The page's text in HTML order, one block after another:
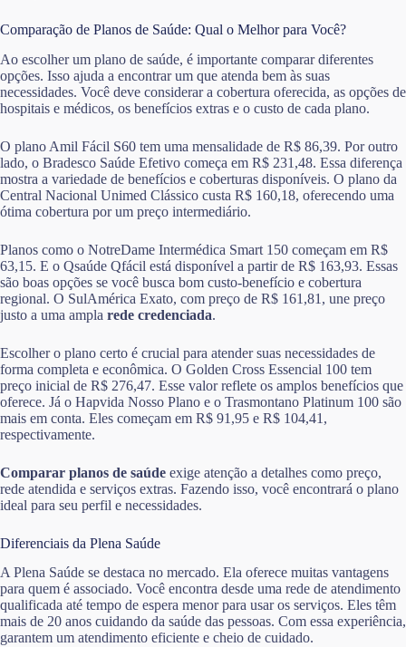
Comparação de Planos de Saúde: Qual o Melhor para Você?
Ao escolher um plano de saúde, é importante comparar diferentes
opções. Isso ajuda a encontrar um que atenda bem às suas
necessidades. Você deve considerar a cobertura oferecida, as opções de
hospitais e médicos, os benefícios extras e o custo de cada plano.
O plano Amil Fácil S60 tem uma mensalidade de R$ 86,39. Por outro
lado, o Bradesco Saúde Efetivo começa em R$ 231,48. Essa diferença
mostra a variedade de benefícios e coberturas disponíveis. O plano da
Central Nacional Unimed Clássico custa R$ 160,18, oferecendo uma
ótima cobertura por um preço intermediário.
Planos como o NotreDame Intermédica Smart 150 começam em R$
63,15. E o Qsaúde Qfácil está disponível a partir de R$ 163,93. Essas
são boas opções se você busca bom custo-benefício e cobertura
regional. O SulAmérica Exato, com preço de R$ 161,81, une preço
justo a uma ampla rede credenciada.
Escolher o plano certo é crucial para atender suas necessidades de
forma completa e econômica. O Golden Cross Essencial 100 tem
preço inicial de R$ 276,47. Esse valor reflete os amplos benefícios que
oferece. Já o Hapvida Nosso Plano e o Trasmontano Platinum 100 são
mais em conta. Eles começam em R$ 91,95 e R$ 104,41,
respectivamente.
Comparar planos de saúde exige atenção a detalhes como preço,
rede atendida e serviços extras. Fazendo isso, você encontrará o plano
ideal para seu perfil e necessidades.
Diferenciais da Plena Saúde
A Plena Saúde se destaca no mercado. Ela oferece muitas vantagens
para quem é associado. Você encontra desde uma rede de atendimento
qualificada até tempo de espera menor para usar os serviços. Eles têm
mais de 20 anos cuidando da saúde das pessoas. Com essa experiência,
garantem um atendimento eficiente e cheio de cuidado.